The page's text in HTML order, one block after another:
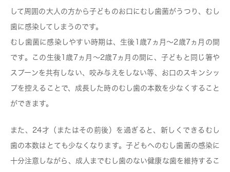
して周囲の大人の方から子どものお口にむし歯菌がうつり、むし
歯に感染してしまうのです。
むし歯菌に感染しやすい時期は、生後1歳7ヵ月～2歳7ヵ月の間
です。この生後1歳7ヵ月～2歳7ヵ月の間に、子どもと同じ箸や
スプーンを共有しない、咬み与えをしない等、お口のスキンシッ
プを控えることで、成長した時のむし歯の本数を少なくすること
ができます。
また、24才（またはその前後）を過ぎると、新しくできるむし
歯の本数はとても少なくなります。子どもへのむし歯菌の感染に
十分注意しながら、成人までむし歯のない健康な歯を維持するこ